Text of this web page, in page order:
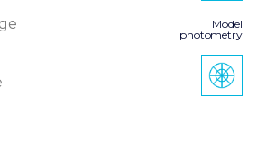
Model
photometry